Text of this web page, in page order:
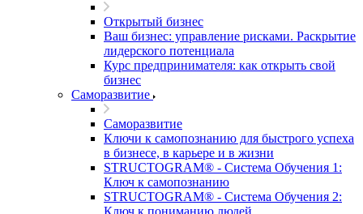
Открытый бизнес
Ваш бизнес: управление рисками. Раскрытие
лидерского потенциала
Курс предпринимателя: как открыть свой
бизнес
Саморазвитие
Саморазвитие
Ключи к самопознанию для быстрого успеха
в бизнесе, в карьере и в жизни
STRUCTOGRAM® - Система Обучения 1:
Ключ к самопознанию
STRUCTOGRAM® - Система Обучения 2:
Ключ к пониманию людей